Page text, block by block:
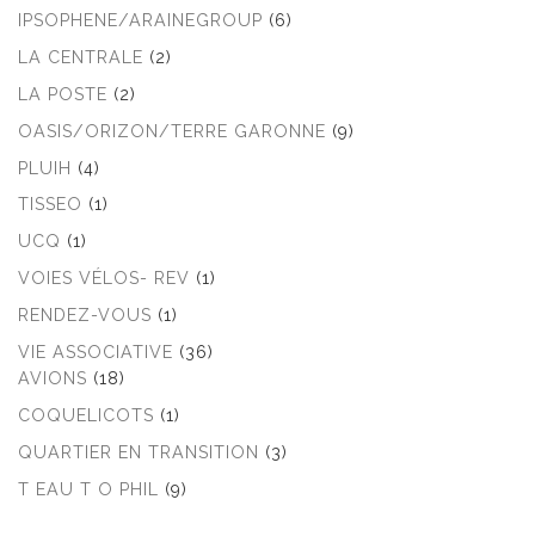
IPSOPHENE/ARAINEGROUP (6)
LA CENTRALE (2)
LA POSTE (2)
OASIS/ORIZON/TERRE GARONNE (9)
PLUIH (4)
TISSEO (1)
UCQ (1)
VOIES VÉLOS- REV (1)
RENDEZ-VOUS (1)
VIE ASSOCIATIVE (36)
AVIONS (18)
COQUELICOTS (1)
QUARTIER EN TRANSITION (3)
T EAU T O PHIL
(9)